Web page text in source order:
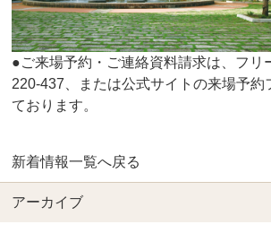
●ご来場予約・ご連絡資料請求は、フリ
220-437、または公式サイトの来場予約
ております。
新着情報一覧へ戻る
アーカイブ